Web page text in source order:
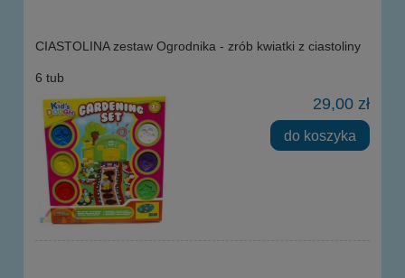
CIASTOLINA zestaw Ogrodnika - zrób kwiatki z ciastoliny
6 tub
29,00 zł
do koszyka